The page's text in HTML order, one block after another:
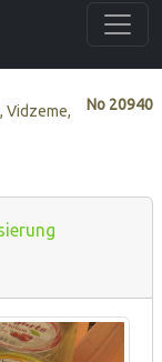
No 20940
Vidzeme,